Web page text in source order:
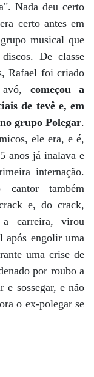
Nada deu certo
certo antes em
musical que
De classe
Rafael foi criado
começou a
de tevê e, em
grupo Polegar.
ele era, e é,
anos já inalava e
internação.
cantor também
e, do crack,
carreira, virou
após engolir uma
uma crise de
por roubo a
e sossegar, e não
o ex-polegar se